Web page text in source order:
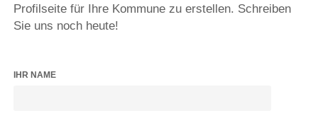
Profilseite für Ihre Kommune zu erstellen. Schreiben
Sie uns noch heute!
IHR NAME